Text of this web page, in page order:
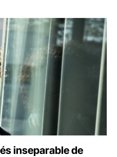
inseparable de